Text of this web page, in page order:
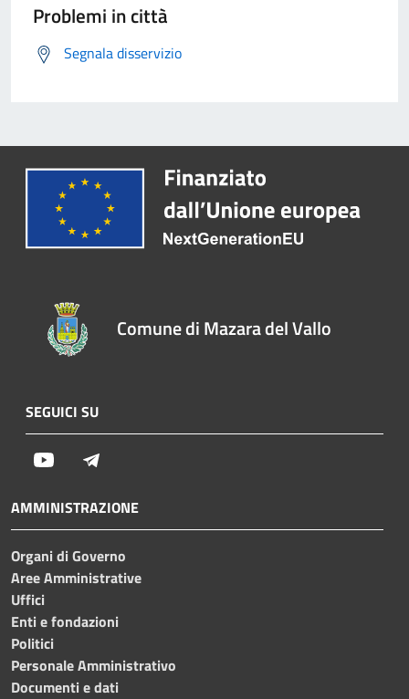
Problemi in città
Segnala disservizio
Comune di Mazara del Vallo
SEGUICI SU
Youtube
AMMINISTRAZIONE
Organi di Governo
Aree Amministrative
Uffici
Enti e fondazioni
Politici
Personale Amministrativo
Documenti e dati